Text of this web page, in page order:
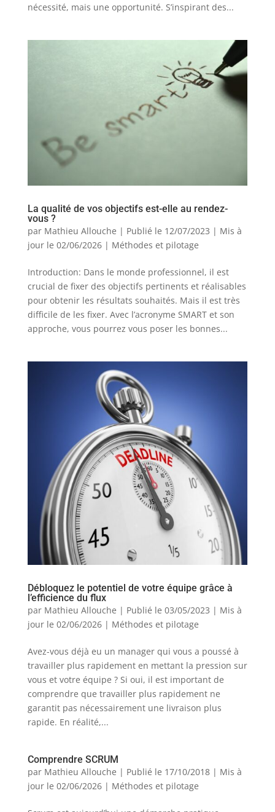
nécessité, mais une opportunité. S’inspirant des...
La qualité de vos objectifs est-elle au rendez-
vous ?
par Mathieu Allouche | Publié le 12/07/2023 | Mis à
jour le 02/06/2026| Méthodes et pilotage
Introduction: Dans le monde professionnel, il est
crucial de fixer des objectifs pertinents et réalisables
pour obtenir les résultats souhaités. Mais il est très
difficile de les fixer. Avec l’acronyme SMART et son
approche, vous pourrez vous poser les bonnes...
Débloquez le potentiel de votre équipe grâce à
l’efficience du flux
par Mathieu Allouche | Publié le 03/05/2023 | Mis à
jour le 02/06/2026| Méthodes et pilotage
Avez-vous déjà eu un manager qui vous a poussé à
travailler plus rapidement en mettant la pression sur
vous et votre équipe ? Si oui, il est important de
comprendre que travailler plus rapidement ne
garantit pas nécessairement une livraison plus
rapide. En réalité,...
Comprendre SCRUM
par Mathieu Allouche | Publié le 17/10/2018 | Mis à
jour le 02/06/2026| Méthodes et pilotage